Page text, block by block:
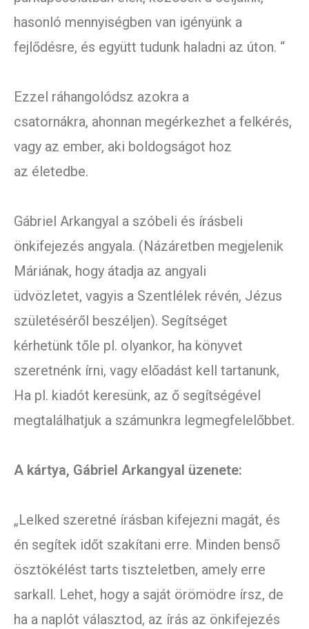
hasonló mennyiségben van igényünk a
fejlődésre, és együtt tudunk haladni az úton. “
Ezzel ráhangolódsz azokra a
csatornákra, ahonnan megérkezhet a felkérés,
vagy az ember, aki boldogságot hoz
az életedbe.
Gábriel Arkangyal a szóbeli és írásbeli
önkifejezés angyala. (Názáretben megjelenik
Máriának, hogy átadja az angyali
üdvözletet, vagyis a Szentlélek révén, Jézus
születéséről beszéljen). Segítséget
kérhetünk tőle pl. olyankor, ha könyvet
szeretnénk írni, vagy előadást kell tartanunk,
Ha pl. kiadót keresünk, az ő segítségével
megtalálhatjuk a számunkra legmegfelelőbbet.
A kártya, Gábriel Arkangyal üzenete:
„Lelked szeretné írásban kifejezni magát, és
én segítek időt szakítani erre. Minden benső
ösztökélést tarts tiszteletben, amely erre
sarkall. Lehet, hogy a saját örömödre írsz, de
ha a naplót választod, az írás az önkifejezés